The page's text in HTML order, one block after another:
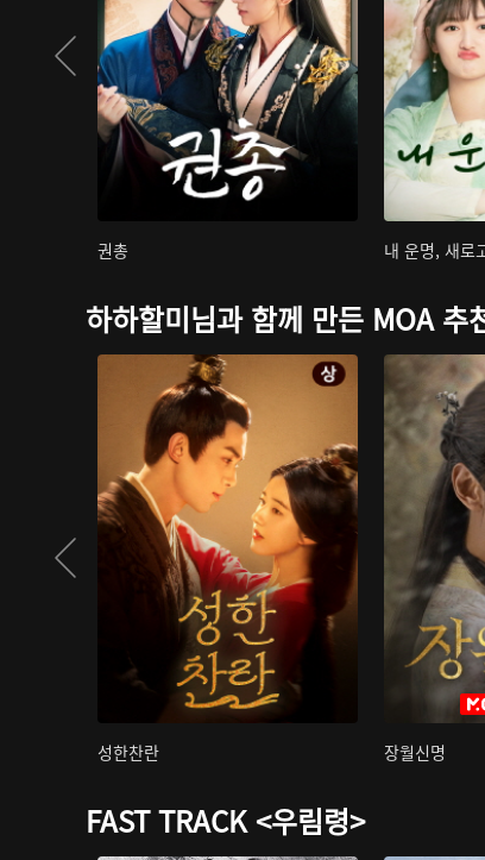
권총 내 운명, 새로
하하할미님과 함께 만든 MOA 추
성한찬란 장월신명
FAST TRACK <우림령>